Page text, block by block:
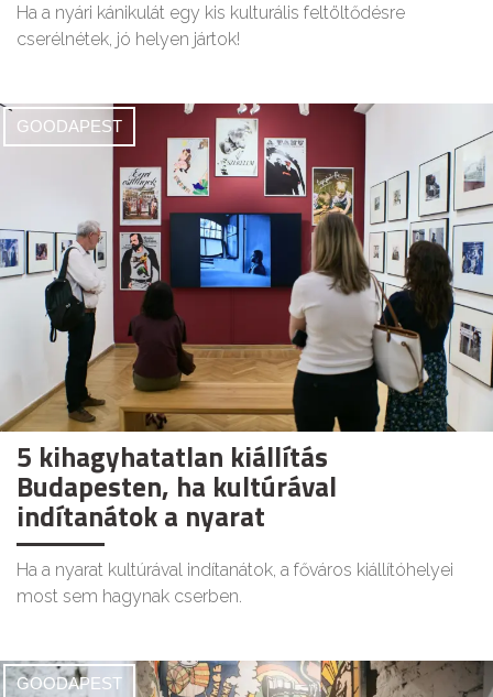
Ha a nyári kánikulát egy kis kulturális feltöltődésre
cserélnétek, jó helyen jártok!
GOODAPEST
5 kihagyhatatlan kiállítás
Budapesten, ha kultúrával
indítanátok a nyarat
Ha a nyarat kultúrával indítanátok, a főváros kiállítóhelyei
most sem hagynak cserben.
GOODAPEST